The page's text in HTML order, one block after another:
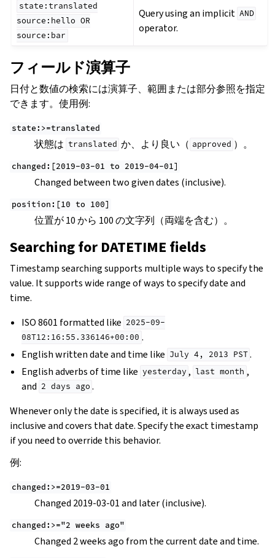
state:translated
source:hello OR
source:bar
Query using an implicit AND
operator.
フィールド演算子
日付と数値の検索には演算子、範囲または部分参照を指定
できます。使用例:
state:>=translated
状態は translated か、より良い（ approved ）。
changed:[2019-03-01 to 2019-04-01]
Changed between two given dates (inclusive).
position:[10 to 100]
位置が 10 から 100 の文字列（両端を含む）。
Searching for DATETIME fields
Timestamp searching supports multiple ways to specify the
value. It supports wide range of ways to specify date and
time.
ISO 8601 formatted like 2025-09-
08T12:16:55.336146+00:00 .
English written date and time like July 4, 2013 PST .
English adverbs of time like yesterday , last month ,
and 2 days ago .
Whenever only the date is specified, it is always used as
inclusive and covers that date. Specify the exact timestamp
if you need to override this behavior.
例:
changed:>=2019-03-01
Changed 2019-03-01 and later (inclusive).
changed:>="2 weeks ago"
Changed 2 weeks ago from the current date and time.